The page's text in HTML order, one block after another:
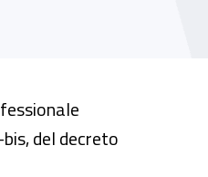
del decreto